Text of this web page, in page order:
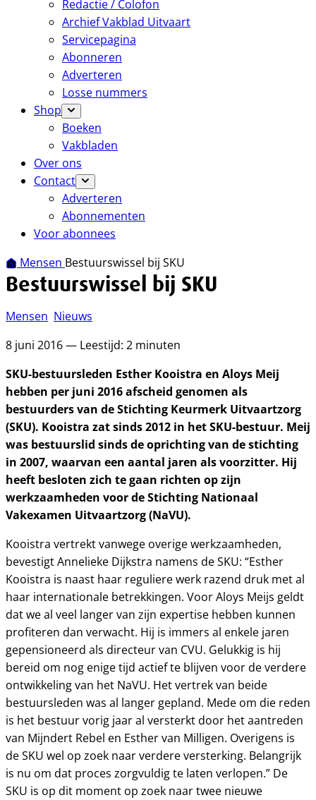
Redactie / Colofon
Archief Vakblad Uitvaart
Servicepagina
Abonneren
Adverteren
Losse nummers
Shop
Boeken
Vakbladen
Over ons
Contact
Adverteren
Abonnementen
Voor abonnees
Mensen Bestuurswissel bij SKU
Bestuurswissel bij SKU
Mensen Nieuws
8 juni 2016 — Leestijd: 2 minuten
SKU-bestuursleden Esther Kooistra en Aloys Meij
hebben per juni 2016 afscheid genomen als
bestuurders van de Stichting Keurmerk Uitvaartzorg
(SKU). Kooistra zat sinds 2012 in het SKU-bestuur. Meij
was bestuurslid sinds de oprichting van de stichting
in 2007, waarvan een aantal jaren als voorzitter. Hij
heeft besloten zich te gaan richten op zijn
werkzaamheden voor de Stichting Nationaal
Vakexamen Uitvaartzorg (NaVU).
Kooistra vertrekt vanwege overige werkzaamheden,
bevestigt Annelieke Dijkstra namens de SKU: “Esther
Kooistra is naast haar reguliere werk razend druk met al
haar internationale betrekkingen. Voor Aloys Meijs geldt
dat we al veel langer van zijn expertise hebben kunnen
profiteren dan verwacht. Hij is immers al enkele jaren
gepensioneerd als directeur van CVU. Gelukkig is hij
bereid om nog enige tijd actief te blijven voor de verdere
ontwikkeling van het NaVU. Het vertrek van beide
bestuursleden was al langer gepland. Mede om die reden
is het bestuur vorig jaar al versterkt door het aantreden
van Mijndert Rebel en Esther van Milligen. Overigens is
de SKU wel op zoek naar verdere versterking. Belangrijk
is nu om dat proces zorgvuldig te laten verlopen.” De
SKU is op dit moment op zoek naar twee nieuwe